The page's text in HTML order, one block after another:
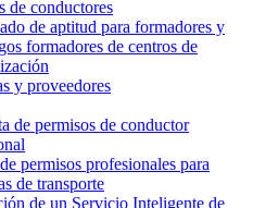
de conductores
de aptitud para formadores y
formadores de centros de
y proveedores
de permisos de conductor
permisos profesionales para
de transporte
de un Servicio Inteligente de